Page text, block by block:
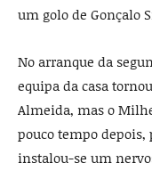
um golo de Gonçalo
No arranque da
equipa da casa
Almeida, mas o
pouco tempo depois,
instalou-se um